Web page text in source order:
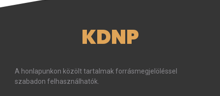
KDNP
A honlapunkon közölt tartalmak forrásmegjelöléssel
szabadon felhasználhatók.